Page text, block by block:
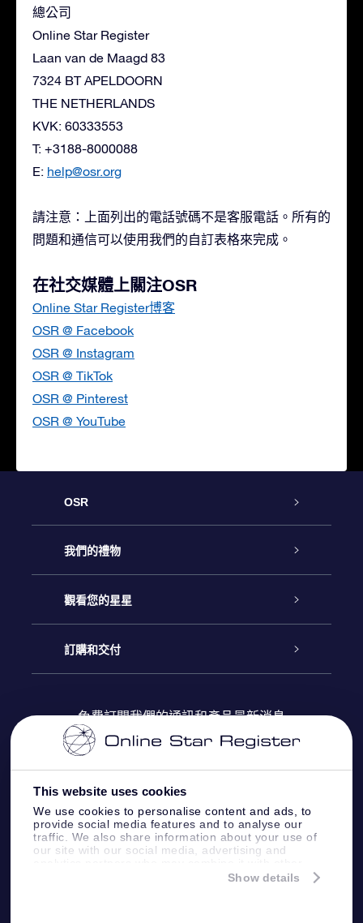
This website uses cookies
We use cookies to personalise content and ads, to
provide social media features and to analyse our
traffic. We also share information about your use of
our site with our social media, advertising and
information that you’ve provided to them or that
Show details
總公司
Online Star Register
Laan van de Maagd 83
7324 BT APELDOORN
THE NETHERLANDS
KVK: 60333553
T: +3188-8000088
E: help@osr.org
請注意：上面列出的電話號碼不是客服電話。所有的
問題和通信可以使用我們的自訂表格來完成。
在社交媒體上關注OSR
Online Star Register博客
OSR @ Facebook
OSR @ Instagram
OSR @ TikTok
OSR @ Pinterest
OSR @ YouTube
OSR
客戶服務
聯繫我們
博客
評論
我們的禮物
Online Star禮物
OSR禮物包
OSR 禮物卡
公司禮品
觀看您的星星
星星注册
個性化的Star Page
One Million Stars
OSR Starsaver
訂購和交付
付款資訊
配送信息
退貨政策
免費訂閱我們的通訊和產品最新消息